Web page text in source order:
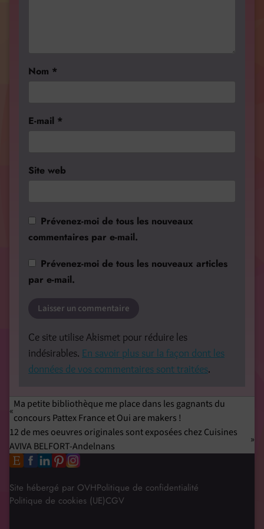
Nom *
E-mail *
Site web
Prévenez-moi de tous les nouveaux
commentaires par e-mail.
Prévenez-moi de tous les nouveaux articles
par e-mail.
Ce site utilise Akismet pour réduire les
indésirables. En savoir plus sur la façon dont les
données de vos commentaires sont traitées.
Ma petite bibliothèque me place dans les gagnants du
concours Pattex France et Oui are makers !
12 de mes oeuvres originales sont exposées chez Cuisines
AVIVA BELFORT-Andelnans
Site hébergé par OVHPolitique de confidentialité
Politique de cookies (UE)CGV